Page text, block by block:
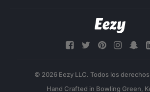
© 2026 Eezy LLC. Todos los